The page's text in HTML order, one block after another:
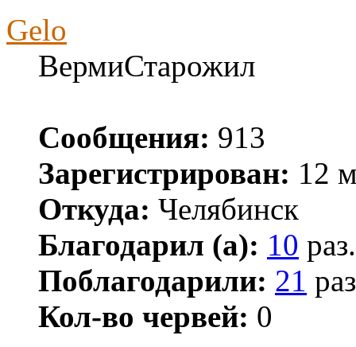
Gelo
ВермиСтарожил
Сообщения: 913
Зарегистрирован: 12
Откуда: Челябинск
Благодарил (а): 10 раз.
Поблагодарили: 21
Кол-во червей: 0